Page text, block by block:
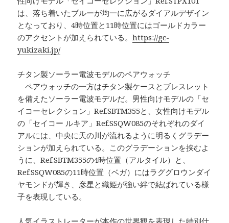
は、落ち着いたブルーが均一に広がるダイアルデザイン
となっており、4時位置と11時位置にはゴールドカラー
のアクセントが加えられている。https://gc-
yukizaki.jp/
チタン製ソーラー電波モデルのペアウォッチ
ペアウォッチの一方はチタン製ケースとブレスレット
を備えたソーラー電波モデルだ。男性向けモデルの「セ
イコーセレクション」Ref.SBTM355と、女性向けモデル
の「セイコー ルキア」Ref.SSQW085のそれぞれのダイ
アルには、中央に天の川が流れるように明るくグラデー
ションが加えられている。このグラデーションを挟むよ
うに、Ref.SBTM355の4時位置（アルタイル）と、
Ref.SSQW085の11時位置（ベガ）にはラググロウンダイ
ヤモンドが輝き、彦星と織姫が強い絆で結ばれている様
子を表現している。